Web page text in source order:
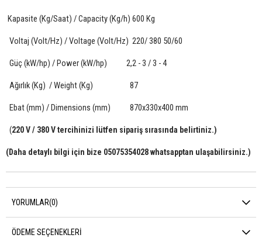
Kapasite (Kg/Saat) / Capacity (Kg/h) 600 Kg
Voltaj (Volt/Hz) / Voltage (Volt/Hz) 220/ 380 50/60
Güç (kW/hp) / Power (kW/hp) 2,2 - 3 / 3 - 4
Ağırlık (Kg) / Weight (Kg) 87
Ebat (mm) / Dimensions (mm) 870x330x400 mm
(220 V / 380 V tercihinizi lütfen sipariş sırasında belirtiniz.)
(Daha detaylı bilgi için bize 05075354028 whatsapptan ulaşabilirsiniz.)
YORUMLAR(0)
ÖDEME SEÇENEKLERI